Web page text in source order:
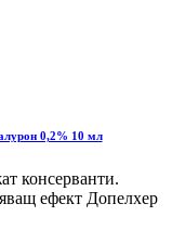
0,2% 10 мл
консерванти.
ефект Допелхер